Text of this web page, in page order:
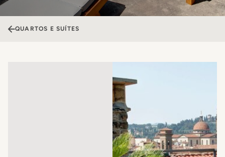
QUARTOS E SUÍTES